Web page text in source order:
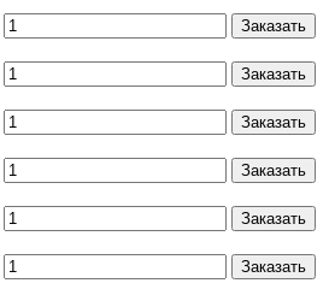
Заказать
Заказать
Заказать
Заказать
Заказать
Заказать